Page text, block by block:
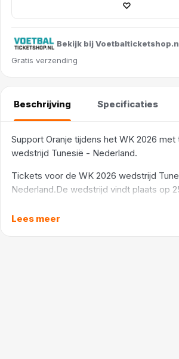
♡
Bekijk bij
Gratis verzending
Beschrijving Specificaties
Support Oranje tijdens het WK 2026
wedstrijd Tunesië - Nederland.
Tickets voor de WK 2026 wedstrijd
Nederland.De wedstrijd vindt plaats op
Lees meer